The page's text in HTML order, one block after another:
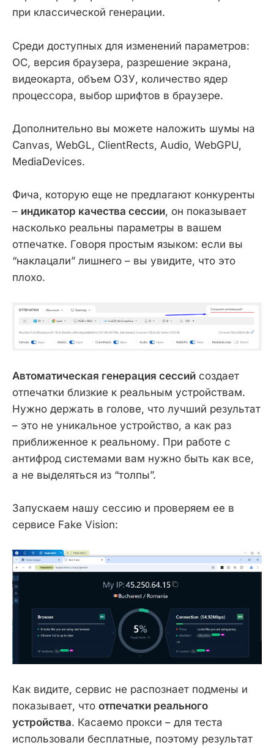
при классической генерации.
Среди доступных для изменений параметров:
ОС, версия браузера, разрешение экрана,
видеокарта, объем ОЗУ, количество ядер
процессора, выбор шрифтов в браузере.
Дополнительно вы можете наложить шумы на
Canvas, WebGL, ClientRects, Audio, WebGPU,
MediaDevices.
Фича, которую еще не предлагают конкуренты
– индикатор качества сессии, он показывает
насколько реальны параметры в вашем
отпечатке. Говоря простым языком: если вы
“наклацали” лишнего – вы увидите, что это
плохо.
Автоматическая генерация сессий создает
отпечатки близкие к реальным устройствам.
Нужно держать в голове, что лучший результат
– это не уникальное устройство, а как раз
приближенное к реальному. При работе с
антифрод системами вам нужно быть как все,
а не выделяться из “толпы”.
Запускаем нашу сессию и проверяем ее в
сервисе Fake Vision:
Как видите, сервис не распознает подмены и
показывает, что отпечатки реального
устройства. Касаемо прокси – для теста
использовали бесплатные, поэтому результат